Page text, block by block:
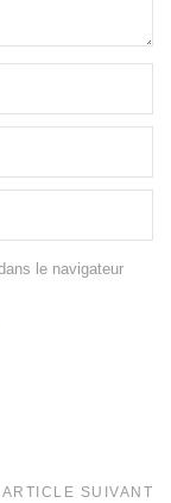
le navigateur
ARTICLE SUIVANT